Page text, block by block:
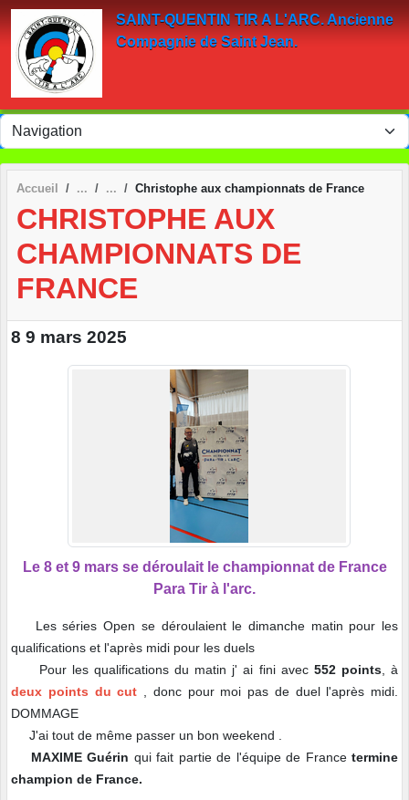
SAINT-QUENTIN TIR A L'ARC. Ancienne
Compagnie de Saint Jean.
Accueil Christophe aux championnats de France
CHRISTOPHE AUX
CHAMPIONNATS DE
FRANCE
8 9 mars 2025
Le 8 et 9 mars se déroulait le championnat de France
Para Tir à l'arc.
Les séries Open se déroulaient le dimanche matin pour les
qualifications et l'après midi pour les duels
Pour les qualifications du matin j' ai fini avec 552 points, à
deux points du cut , donc pour moi pas de duel l'après midi.
DOMMAGE
J'ai tout de même passer un bon weekend .
MAXIME Guérin qui fait partie de l'équipe de Francetermine
champion de France.
Panneau de gestion des cookies